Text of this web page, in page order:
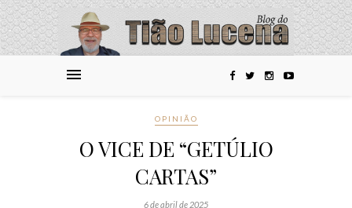
OPINIÃO
O VICE DE “GETÚLIO
CARTAS”
6 de abril de 2025